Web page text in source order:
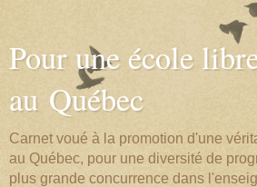
Pour une école
au Québec
Carnet voué à la promotion d'une
au Québec, pour une diversité de
plus grande concurrence dans